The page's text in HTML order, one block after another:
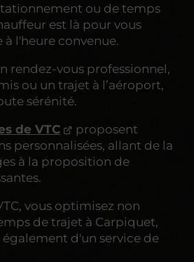
ou de temps
est là pour vous
l'heure convenue.
rendez-vous professionnel,
ou un trajet à l’aéroport,
sérénité.
de VTC
proposent
personnalisées, allant de la
à la proposition de
vous optimisez non
de trajet à Carpiquet,
d'un service de